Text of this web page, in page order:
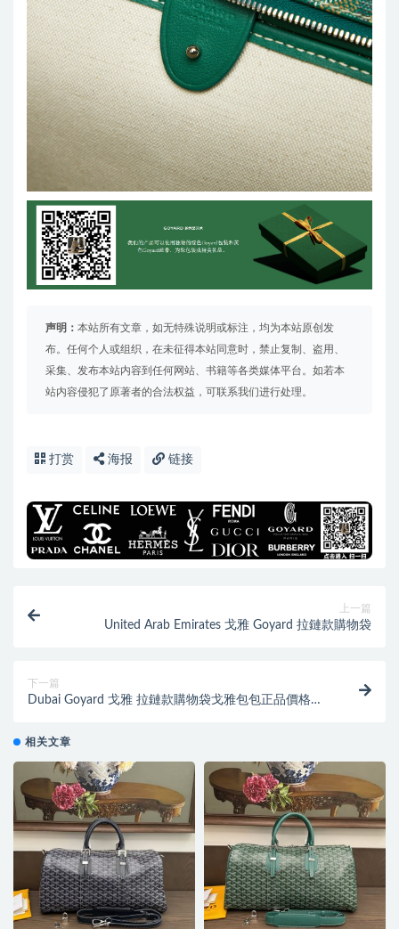
声明： 本站所有文章，如无特殊说明或标注，均为本站原创发
布。任何个人或组织，在未征得本站同意时，禁止复制、盗用、
采集、发布本站内容到任何网站、书籍等各类媒体平台。如若本
站内容侵犯了原著者的合法权益，可联系我们进行处理。
打赏 海报 链接
上一篇
United Arab Emirates 戈雅 Goyard 拉鏈款購物袋
下一篇
Dubai Goyard 戈雅 拉鏈款購物袋戈雅包包正品價格圖
相关文章